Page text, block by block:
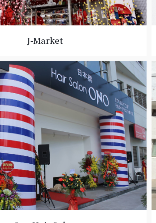
J-Market